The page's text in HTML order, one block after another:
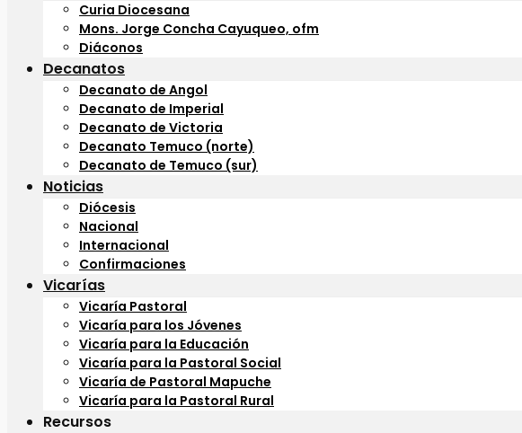
Curia Diocesana
Mons. Jorge Concha Cayuqueo, ofm
Diáconos
Decanatos
Decanato de Angol
Decanato de Imperial
Decanato de Victoria
Decanato Temuco (norte)
Decanato de Temuco (sur)
Noticias
Diócesis
Nacional
Internacional
Confirmaciones
Vicarías
Vicaría Pastoral
Vicaría para los Jóvenes
Vicaría para la Educación
Vicaría para la Pastoral Social
Vicaría de Pastoral Mapuche
Vicaría para la Pastoral Rural
Recursos